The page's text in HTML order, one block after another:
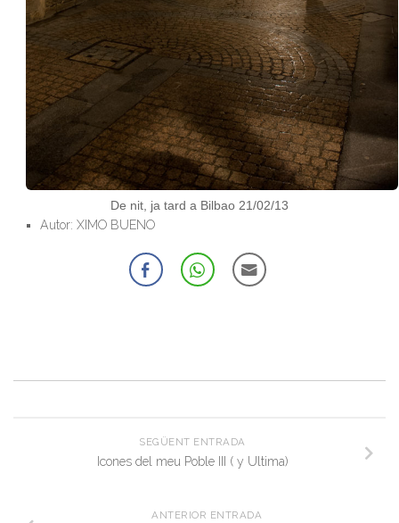
De nit, ja tard a Bilbao 21/02/13
Autor: XIMO BUENO
SEGÜENT ENTRADA
Icones del meu Poble III ( y Ultima)
ANTERIOR ENTRADA